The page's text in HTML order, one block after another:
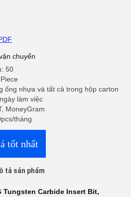
chuyển
50
ống nhựa và tất cả trong hộp carton
làm việc
MoneyGram
tháng
tốt nhất
tả sản phẩm
Tungsten Carbide Insert Bit,